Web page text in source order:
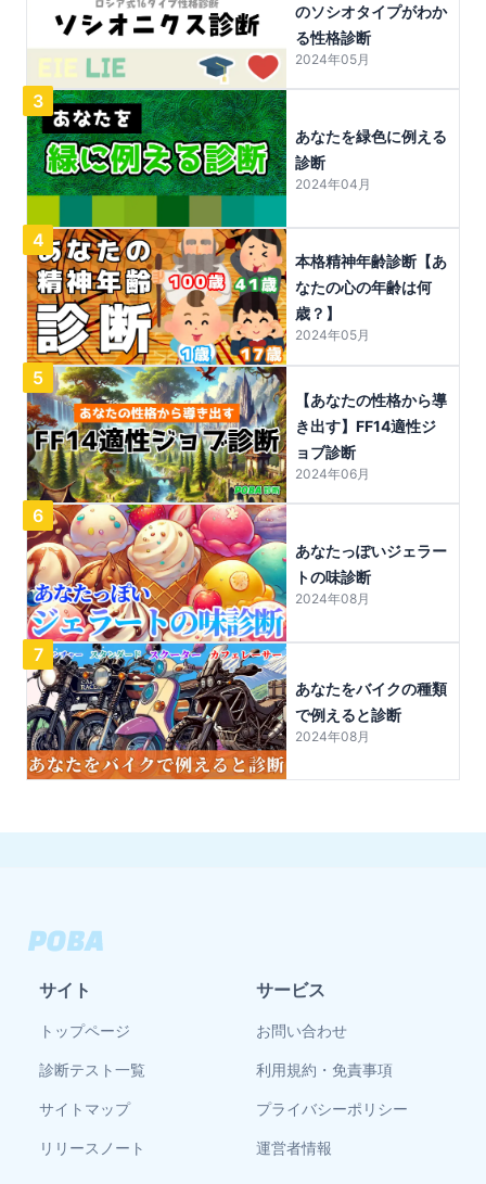
のソシオタイプがわか
る性格診断
2024年05月
3
あなたを緑色に例える
診断
2024年04月
4
本格精神年齢診断【あ
なたの心の年齢は何
歳？】
2024年05月
5
【あなたの性格から導
き出す】FF14適性ジ
ョブ診断
2024年06月
6
あなたっぽいジェラー
トの味診断
2024年08月
7
あなたをバイクの種類
で例えると診断
2024年08月
サイト
トップページ
診断テスト一覧
サイトマップ
リリースノート
サービス
お問い合わせ
利用規約・免責事項
プライバシーポリシー
運営者情報